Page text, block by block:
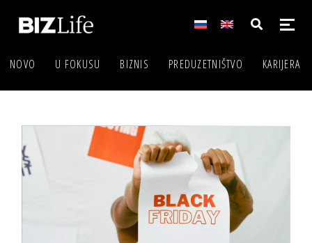
NOVO U FOKUSU BIZNIS PREDUZETNIŠTVO KARIJERA